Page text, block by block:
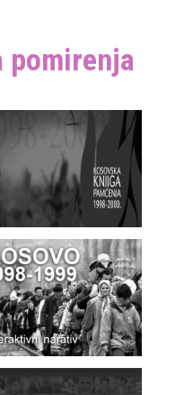
pomirenja